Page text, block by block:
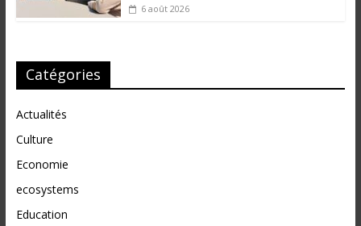
6 août 2026
Catégories
Actualités
Culture
Economie
ecosystems
Education